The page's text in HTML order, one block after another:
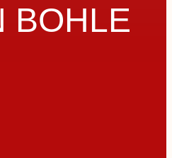
BOHLE